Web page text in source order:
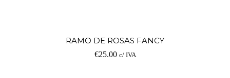
RAMO DE ROSAS FANCY
€25.00 c/ IVA